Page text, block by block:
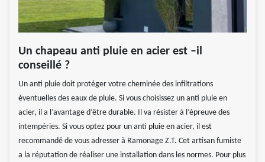
Un chapeau anti pluie en acier est –il
conseillé ?
Un anti pluie doit protéger votre cheminée des infiltrations
éventuelles des eaux de pluie. Si vous choisissez un anti pluie en
acier, il a l’avantage d’être durable. Il va résister à l’épreuve des
intempéries. Si vous optez pour un anti pluie en acier, il est
recommandé de vous adresser à Ramonage Z.T. Cet artisan fumiste
a la réputation de réaliser une installation dans les normes. Pour plus